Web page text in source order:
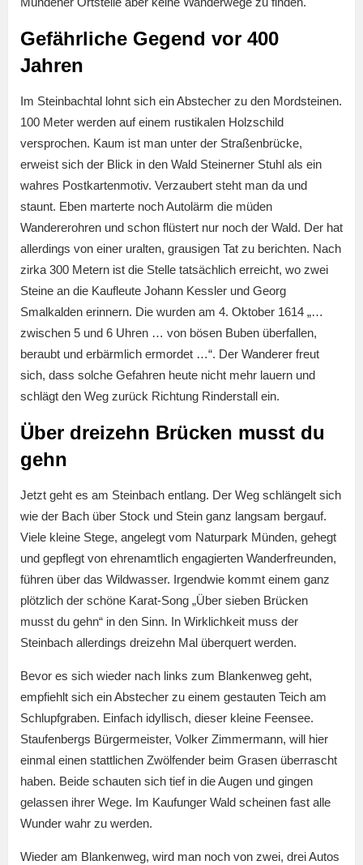
Gefährliche Gegend vor 400
Jahren
Im Steinbachtal lohnt sich ein Abstecher zu den Mordsteinen.
100 Meter werden auf einem rustikalen Holzschild
versprochen. Kaum ist man unter der Straßenbrücke,
erweist sich der Blick in den Wald Steinerner Stuhl als ein
wahres Postkartenmotiv. Verzaubert steht man da und
staunt. Eben marterte noch Autolärm die müden
Wandererohren und schon flüstert nur noch der Wald. Der hat
allerdings von einer uralten, grausigen Tat zu berichten. Nach
zirka 300 Metern ist die Stelle tatsächlich erreicht, wo zwei
Steine an die Kaufleute Johann Kessler und Georg
Smalkalden erinnern. Die wurden am 4. Oktober 1614 „…
zwischen 5 und 6 Uhren … von bösen Buben überfallen,
beraubt und erbärmlich ermordet …“. Der Wanderer freut
sich, dass solche Gefahren heute nicht mehr lauern und
schlägt den Weg zurück Richtung Rinderstall ein.
Über dreizehn Brücken musst du
gehn
Jetzt geht es am Steinbach entlang. Der Weg schlängelt sich
wie der Bach über Stock und Stein ganz langsam bergauf.
Viele kleine Stege, angelegt vom Naturpark Münden, gehegt
und gepflegt von ehrenamtlich engagierten Wanderfreunden,
führen über das Wildwasser. Irgendwie kommt einem ganz
plötzlich der schöne Karat-Song „Über sieben Brücken
musst du gehn“ in den Sinn. In Wirklichkeit muss der
Steinbach allerdings dreizehn Mal überquert werden.
Bevor es sich wieder nach links zum Blankenweg geht,
empfiehlt sich ein Abstecher zu einem gestauten Teich am
Schlupfgraben. Einfach idyllisch, dieser kleine Feensee.
Staufenbergs Bürgermeister, Volker Zimmermann, will hier
einmal einen stattlichen Zwölfender beim Grasen überrascht
haben. Beide schauten sich tief in die Augen und gingen
gelassen ihrer Wege. Im Kaufunger Wald scheinen fast alle
Wunder wahr zu werden.
Wieder am Blankenweg, wird man noch von zwei, drei Autos